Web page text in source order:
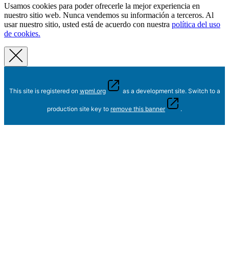
Usamos cookies para poder ofrecerle la mejor experiencia en
nuestro sitio web. Nunca vendemos su información a terceros. Al
usar nuestro sitio, usted está de acuerdo con nuestra política del uso
de cookies.
This site is registered on wpml.org as a development site. Switch to a
production site key to remove this banner .